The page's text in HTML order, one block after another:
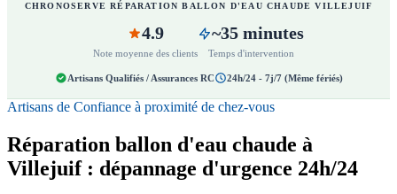
CHRONOSERVE RÉPARATION BALLON D'EAU CHAUDE VILLEJUIF
4.9
Note moyenne des clients
~35 minutes
Temps d'intervention
Artisans Qualifiés / Assurances RC 24h/24 - 7j/7 (Même fériés)
Artisans de Confiance à proximité de chez-vous
Réparation ballon d'eau chaude à
Villejuif : dépannage d'urgence 24h/24